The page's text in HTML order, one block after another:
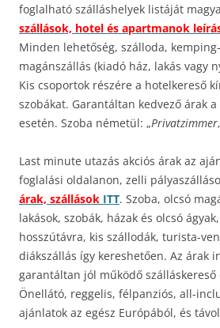
foglalható szálláshelyek listáját
szállások, hotel és apartmanok
Minden lehetőség, szálloda,
magánszállás (kiadó ház, lakás vagy
Kis csoportok részére a hotelkereső
szobákat. Garantáltan kedvező árak
esetén. Szoba németül: „Privatzimmer
Last minute utazás akciós árak az
foglalási oldalanon, zelli
árak, szállások ITT. Szoba, olcsó
lakások, szobák, házak és olcsó
hosszútávra, kis szállodák, turista-
diákszállás így kereshetően. Az árak
garantáltan jól működő
Önellátó, reggelis, félpanziós, all-
ajánlatok az egész Európából, és